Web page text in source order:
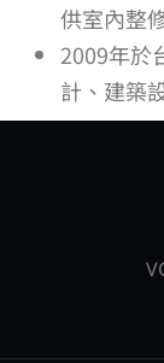
供室內整
2009年於
計、建築